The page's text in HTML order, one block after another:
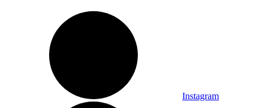
Instagram